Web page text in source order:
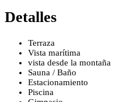
Detalles
Terraza
Vista marítima
vista desde la montaña
Sauna / Baño
Estacionamiento
Piscina